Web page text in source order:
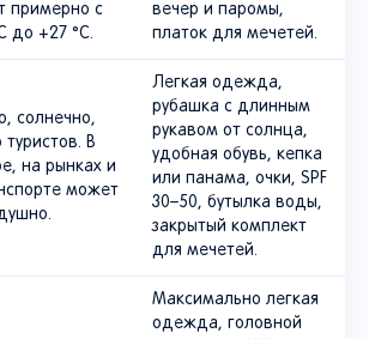
примерно с
до +27 °C.
вечер и паромы,
платок для мечетей.
солнечно,
туристов. В
на рынках и
может
Легкая одежда,
рубашка с длинным
рукавом от солнца,
удобная обувь, кепка
или панама, очки, SPF
30–50, бутылка воды,
закрытый комплект
для мечетей.
Максимально легкая
одежда, головной